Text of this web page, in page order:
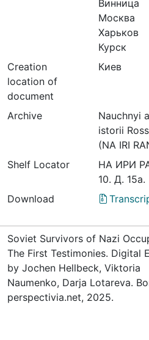
Винница
Москва
Харьков
Курск
Creation
location of
document
Киев
Archive
Nauchnyi
istorii
(NA IRI
Shelf Locator
НА ИРИ
10. Д. 15а.
Download
Soviet Survivors of Nazi
The First Testimonies. Digital
by Jochen Hellbeck, Viktoria
Naumenko, Darja Lotareva.
perspectivia.net, 2025.